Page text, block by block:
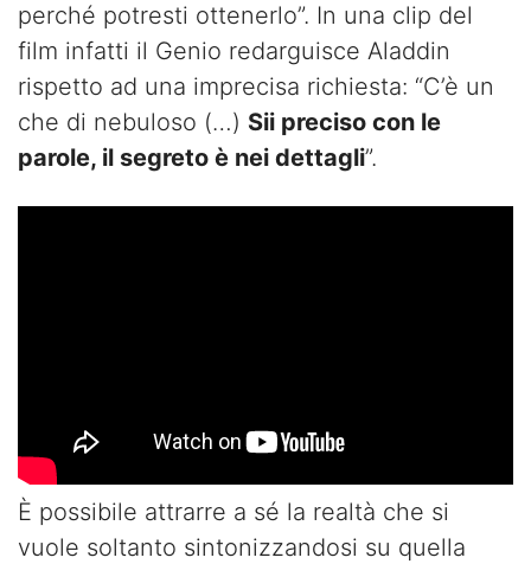
perché potresti ottenerlo”. In una clip del
film infatti il Genio redarguisce Aladdin
rispetto ad una imprecisa richiesta: “C’è un
che di nebuloso (…) Sii preciso con le
parole, il segreto è nei dettagli”.
È possibile attrarre a sé la realtà che si
vuole soltanto sintonizzandosi su quella